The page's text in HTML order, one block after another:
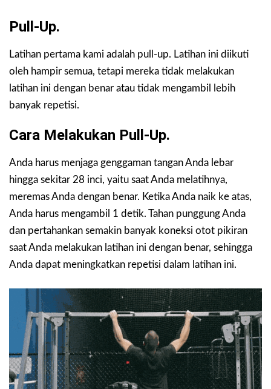
Pull-Up.
Latihan pertama kami adalah pull-up. Latihan ini diikuti
oleh hampir semua, tetapi mereka tidak melakukan
latihan ini dengan benar atau tidak mengambil lebih
banyak repetisi.
Cara Melakukan Pull-Up.
Anda harus menjaga genggaman tangan Anda lebar
hingga sekitar 28 inci, yaitu saat Anda melatihnya,
meremas Anda dengan benar. Ketika Anda naik ke atas,
Anda harus mengambil 1 detik. Tahan punggung Anda
dan pertahankan semakin banyak koneksi otot pikiran
saat Anda melakukan latihan ini dengan benar, sehingga
Anda dapat meningkatkan repetisi dalam latihan ini.